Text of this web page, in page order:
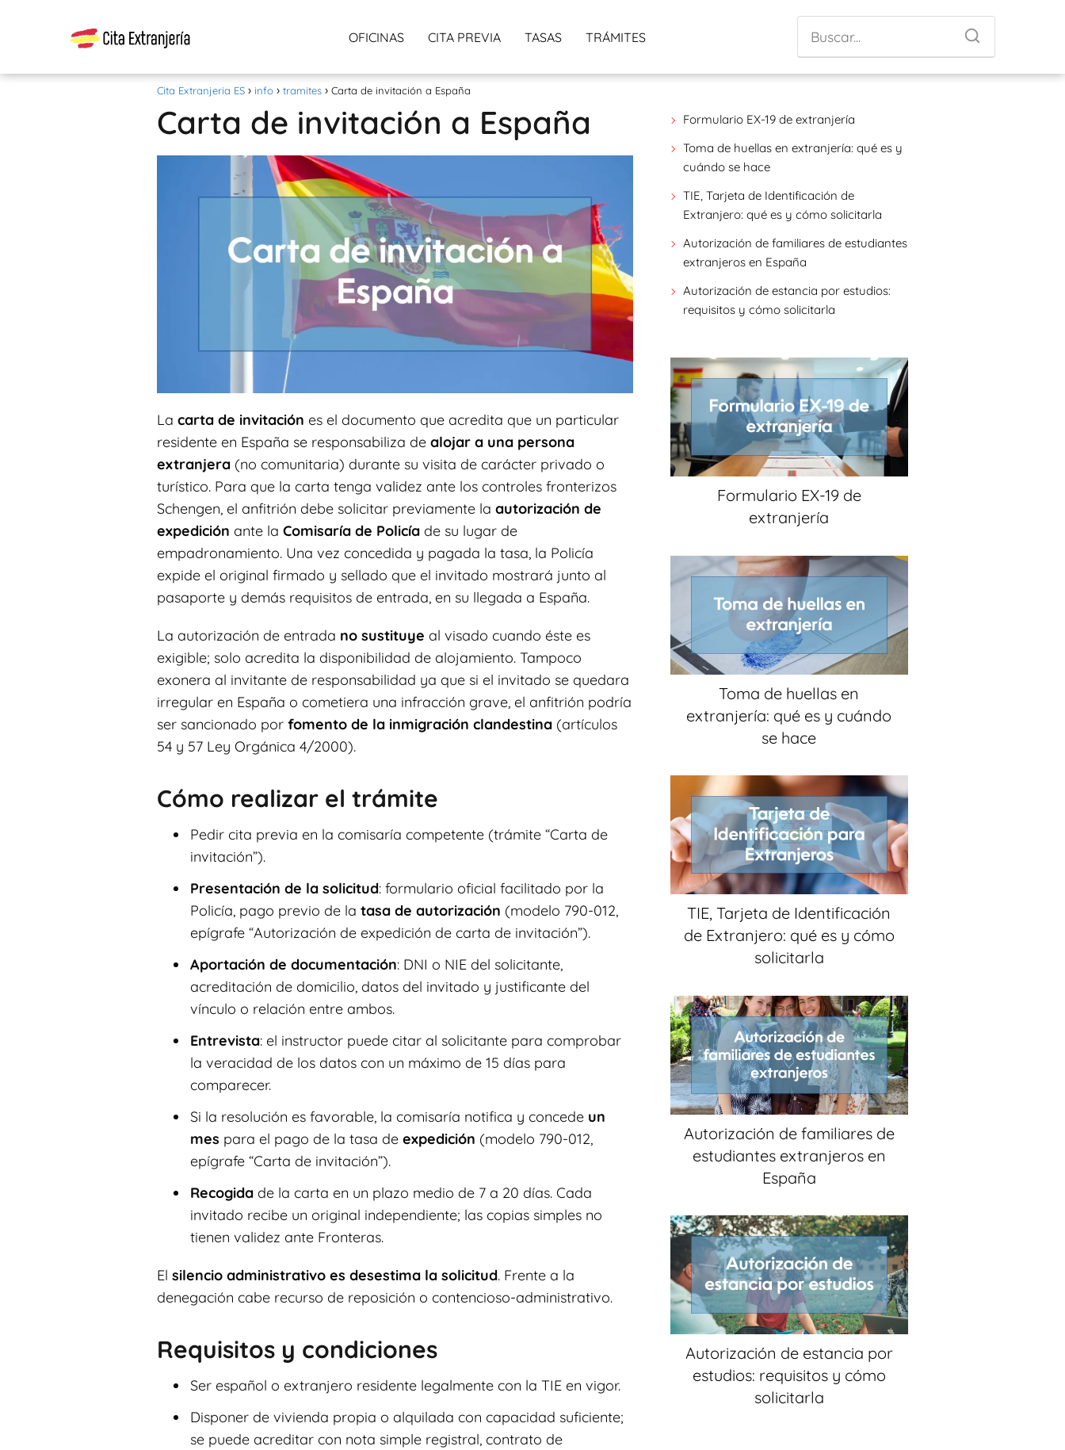
OFICINAS CITA PREVIA TASAS TRÁMITES
Cita Extranjeria ES info tramites Carta de invitación a España
Carta de invitación a España
La carta de invitación es el documento que acredita que un particular
residente en España se responsabiliza de alojar a una persona
extranjera (no comunitaria) durante su visita de carácter privado o
turístico. Para que la carta tenga validez ante los controles fronterizos
Schengen, el anfitrión debe solicitar previamente la autorización de
expedición ante la Comisaría de Policía de su lugar de
empadronamiento. Una vez concedida y pagada la tasa, la Policía
expide el original firmado y sellado que el invitado mostrará junto al
pasaporte y demás requisitos de entrada, en su llegada a España.
La autorización de entrada no sustituye al visado cuando éste es
exigible; solo acredita la disponibilidad de alojamiento. Tampoco
exonera al invitante de responsabilidad ya que si el invitado se quedara
irregular en España o cometiera una infracción grave, el anfitrión podría
ser sancionado por fomento de la inmigración clandestina (artículos
54 y 57 Ley Orgánica 4/2000).
Cómo realizar el trámite
Pedir cita previa en la comisaría competente (trámite “Carta de
invitación”).
Presentación de la solicitud: formulario oficial facilitado por la
Policía, pago previo de la tasa de autorización (modelo 790-012,
epígrafe “Autorización de expedición de carta de invitación”).
Aportación de documentación: DNI o NIE del solicitante,
acreditación de domicilio, datos del invitado y justificante del
vínculo o relación entre ambos.
Entrevista: el instructor puede citar al solicitante para comprobar
la veracidad de los datos con un máximo de 15 días para
comparecer.
Si la resolución es favorable, la comisaría notifica y concede un
mes para el pago de la tasa de expedición (modelo 790-012,
epígrafe “Carta de invitación”).
Recogida de la carta en un plazo medio de 7 a 20 días. Cada
invitado recibe un original independiente; las copias simples no
tienen validez ante Fronteras.
El silencio administrativo es desestima la solicitud. Frente a la
denegación cabe recurso de reposición o contencioso-administrativo.
Requisitos y condiciones
Ser español o extranjero residente legalmente con la TIE en vigor.
Disponer de vivienda propia o alquilada con capacidad suficiente;
se puede acreditar con nota simple registral, contrato de
Formulario EX-19 de extranjería
Toma de huellas en extranjería: qué es y
cuándo se hace
TIE, Tarjeta de Identificación de
Extranjero: qué es y cómo solicitarla
Autorización de familiares de estudiantes
extranjeros en España
Autorización de estancia por estudios:
requisitos y cómo solicitarla
Formulario EX-19 de
extranjería
Toma de huellas en
extranjería: qué es y cuándo
se hace
TIE, Tarjeta de Identificación
de Extranjero: qué es y cómo
solicitarla
Autorización de familiares de
estudiantes extranjeros en
España
Autorización de estancia por
estudios: requisitos y cómo
solicitarla